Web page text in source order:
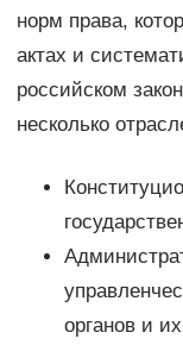
норм права,
актах и
российском
несколько
органов и